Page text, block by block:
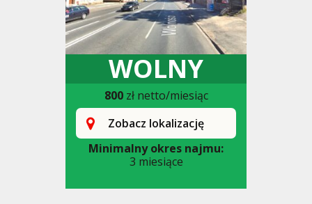
WOLNY
800zł netto/miesiąc
Zobacz lokalizację
Minimalny okres najmu:
3 miesiące